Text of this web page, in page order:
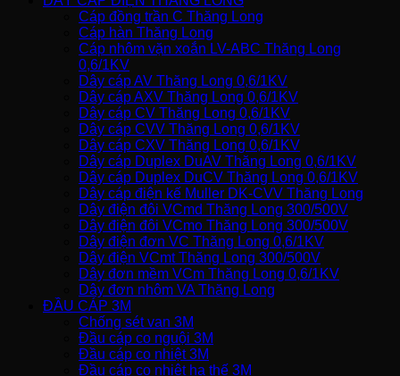
Cáp đồng trần C Thăng Long
Cáp hàn Thăng Long
Cáp nhôm vặn xoắn LV-ABC Thăng Long
0,6/1KV
Dây cáp AV Thăng Long 0,6/1KV
Dây cáp AXV Thăng Long 0,6/1KV
Dây cáp CV Thăng Long 0,6/1KV
Dây cáp CVV Thăng Long 0,6/1KV
Dây cáp CXV Thăng Long 0,6/1KV
Dây cáp Duplex DuAV Thăng Long 0,6/1KV
Dây cáp Duplex DuCV Thăng Long 0,6/1KV
Dây cáp điện kế Muller DK-CVV Thăng Long
Dây điện đôi VCmd Thăng Long 300/500V
Dây điện đôi VCmo Thăng Long 300/500V
Dây điện đơn VC Thăng Long 0,6/1KV
Dây điện VCmt Thăng Long 300/500V
Dây đơn mềm VCm Thăng Long 0,6/1KV
Dây đơn nhôm VA Thăng Long
ĐẦU CÁP 3M
Chống sét van 3M
Đầu cáp co nguội 3M
Đầu cáp co nhiệt 3M
Đầu cáp co nhiệt hạ thế 3M